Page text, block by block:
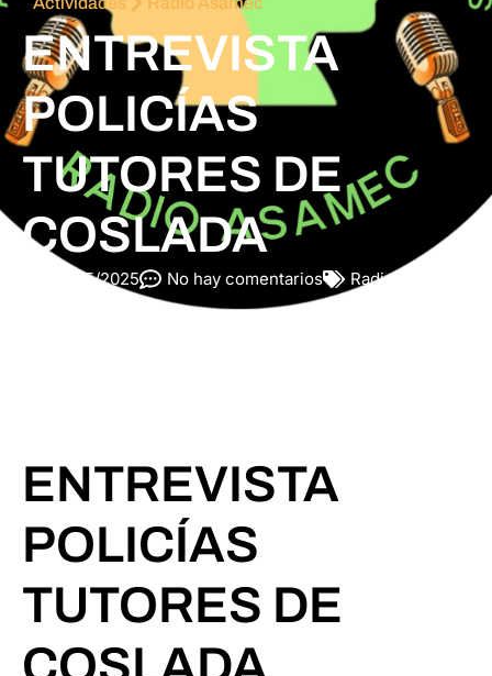
ENTREVISTA
POLICÍAS
TUTORES DE
COSLADA
26/05/2025 No hay comentarios Radio Asamec
ENTREVISTA
POLICÍAS
TUTORES DE